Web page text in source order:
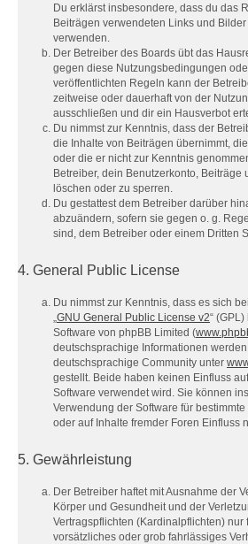
Du erklärst insbesondere, dass du das
Beiträgen verwendeten Links und Bilder
verwenden.
Der Betreiber des Boards übt das
gegen diese Nutzungsbedingungen
veröffentlichten Regeln kann der
zeitweise oder dauerhaft von der
ausschließen und dir ein Hausverbot
Du nimmst zur Kenntnis, dass der
die Inhalte von Beiträgen übernimmt,
oder die er nicht zur Kenntnis
Betreiber, dein Benutzerkonto, Beiträge
löschen oder zu sperren.
Du gestattest dem Betreiber darüber
abzuändern, sofern sie gegen o. g.
sind, dem Betreiber oder einem Dritten
4. General Public License
Du nimmst zur Kenntnis, dass es sich
„GNU General Public License v2“
Software von phpBB Limited (
deutschsprachige Informationen
deutschsprachige Community unter
gestellt. Beide haben keinen Einfluss
Software verwendet wird. Sie können
Verwendung der Software für
oder auf Inhalte fremder Foren Einfluss
5. Gewährleistung
Der Betreiber haftet mit Ausnahme der
Körper und Gesundheit und der
Vertragspflichten (Kardinalpflichten) nur
vorsätzliches oder grob fahrlässiges